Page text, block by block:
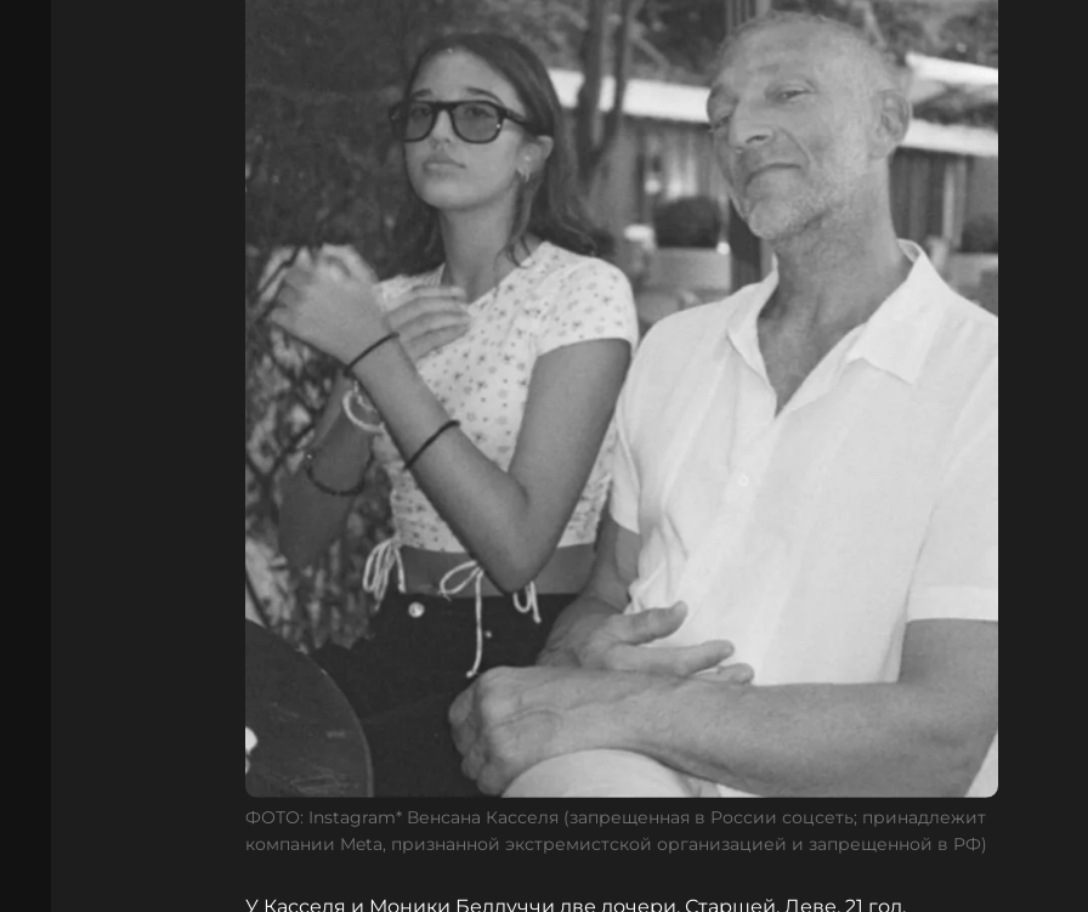
ФОТО: Instagram* Венсана Касселя (запрещенная в России соцсеть; принадлежит
компании Meta, признанной экстремистской организацией и запрещенной в РФ)
У Касселя и Моники Беллуччи две дочери. Старшей, Деве, 21 год.